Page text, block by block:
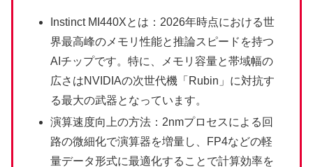
Instinct MI440Xとは：2026年時点における世
界最高峰のメモリ性能と推論スピードを持つ
AIチップです。特に、メモリ容量と帯域幅の
広さはNVIDIAの次世代機「Rubin」に対抗す
る最大の武器となっています。
演算速度向上の方法：2nmプロセスによる回
路の微細化で演算器を増量し、FP4などの軽
量データ形式に最適化することで計算効率を